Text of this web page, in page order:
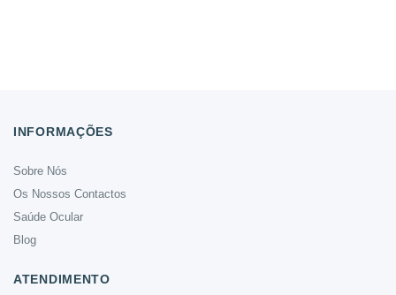
INFORMAÇÕES
Sobre Nós
Os Nossos Contactos
Saúde Ocular
Blog
ATENDIMENTO